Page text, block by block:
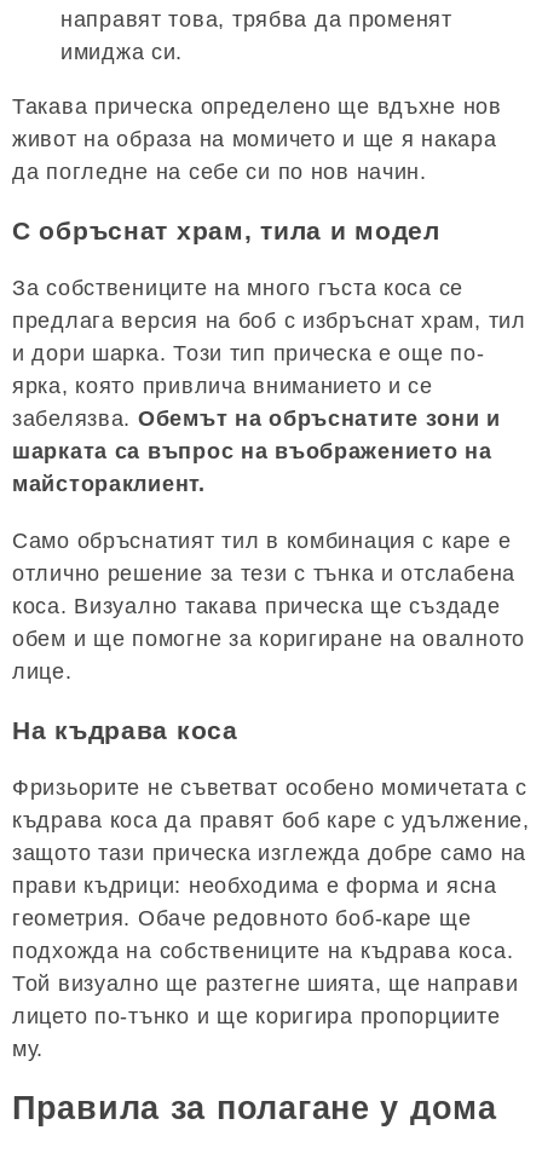
направят това, трябва да променят
имиджа си.
Такава прическа определено ще вдъхне нов
живот на образа на момичето и ще я накара
да погледне на себе си по нов начин.
С обръснат храм, тила и модел
За собствениците на много гъста коса се
предлага версия на боб с избръснат храм, тил
и дори шарка. Този тип прическа е още по-
ярка, която привлича вниманието и се
забелязва. Обемът на обръснатите зони и
шарката са въпрос на въображението на
майстораклиент.
Само обръснатият тил в комбинация с каре е
отлично решение за тези с тънка и отслабена
коса. Визуално такава прическа ще създаде
обем и ще помогне за коригиране на овалното
лице.
На къдрава коса
Фризьорите не съветват особено момичетата с
къдрава коса да правят боб каре с удължение,
защото тази прическа изглежда добре само на
прави къдрици: необходима е форма и ясна
геометрия. Обаче редовното боб-каре ще
подхожда на собствениците на къдрава коса.
Той визуално ще разтегне шията, ще направи
лицето по-тънко и ще коригира пропорциите
му.
Правила за полагане у дома